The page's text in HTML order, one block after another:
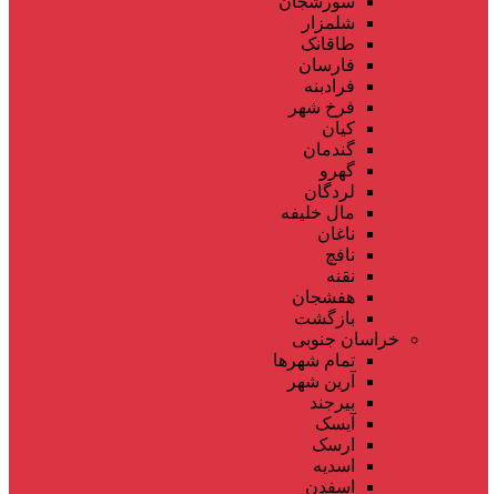
شلمزار
طاقانک
فارسان
فرادبنه
فرخ شهر
کیان
گندمان
گهرو
لردگان
مال خلیفه
ناغان
نافچ
نقنه
هفشجان
بازگشت
خراسان جنوبی
تمام شهر‌ها
آرین شهر
بیرجند
آیسک
ارسک
اسدیه
اسفدن